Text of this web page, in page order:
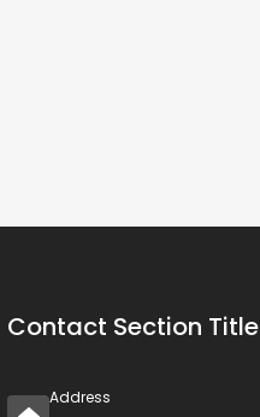
Contact Section Title
Address